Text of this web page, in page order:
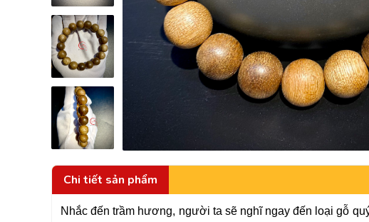
Chi tiết sản phẩm
Nhắc đến trầm hương, người ta sẽ nghĩ ngay đến loại gỗ